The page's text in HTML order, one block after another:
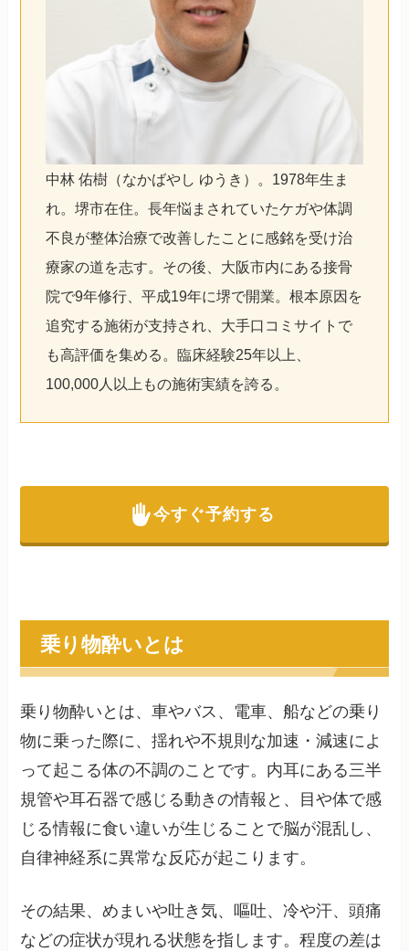
中林 佑樹（なかばやし ゆうき）。1978年生ま
れ。堺市在住。長年悩まされていたケガや体調
不良が整体治療で改善したことに感銘を受け治
療家の道を志す。その後、大阪市内にある接骨
院で9年修行、平成19年に堺で開業。根本原因を
追究する施術が支持され、大手口コミサイトで
も高評価を集める。臨床経験25年以上、
100,000人以上もの施術実績を誇る。
今すぐ予約する
乗り物酔いとは
乗り物酔いとは、車やバス、電車、船などの乗り
物に乗った際に、揺れや不規則な加速・減速によ
って起こる体の不調のことです。内耳にある三半
規管や耳石器で感じる動きの情報と、目や体で感
じる情報に食い違いが生じることで脳が混乱し、
自律神経系に異常な反応が起こります。
その結果、めまいや吐き気、嘔吐、冷や汗、頭痛
などの症状が現れる状態を指します。程度の差は